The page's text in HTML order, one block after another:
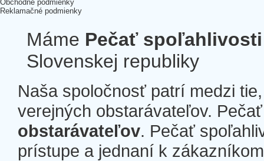
Obchodné podmienky
Reklamačné podmienky
Máme Pečať spoľahlivosti
Slovenskej republiky
Naša spoločnosť patrí medzi
verejných obstarávateľov.
obstarávateľov. Pečať
prístupe a jednaní k